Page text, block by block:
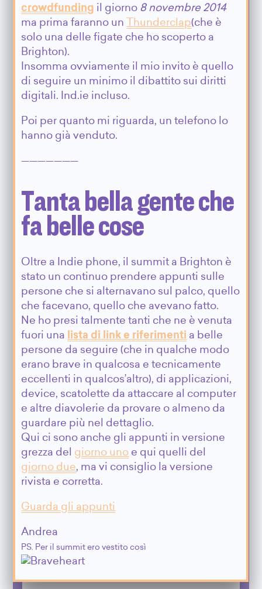
crowdfunding il giorno 8 novembre 2014
ma prima faranno un
Thunderclap(che è
solo una delle figate che ho scoperto a
Brighton).
Insomma ovviamente il mio invito è quello
di seguire un minimo il dibattito sui diritti
digitali. Ind.ie incluso.
Poi per quanto mi riguarda, un telefono lo
hanno già venduto.
———————
Tanta bella gente che
fa belle cose
Oltre a Indie phone, il summit a Brighton è
stato un continuo prendere appunti sulle
persone che si alternavano sul palco, quello
che facevano, quello che avevano fatto.
Ne ho presi talmente tanti che ne è venuta
fuori una lista di link e riferimenti a belle
persone da seguire (che in qualche modo
erano brave in qualcosa e tecnicamente
eccellenti in qualcos’altro), di applicazioni,
device, scatolette da attaccare al computer
e altre diavolerie da provare o almeno da
guardare più nel dettaglio.
Qui ci sono anche gli appunti in versione
grezza del giorno uno e qui quelli del
giorno due, ma vi consiglio la versione
rivista e corretta.
Guarda gli appunti
Andrea
PS. Per il summit ero vestito così